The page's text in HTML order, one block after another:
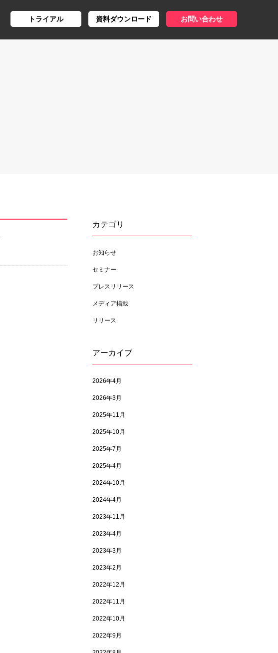
トライアル 資料ダウンロード お問い合わせ
カテゴリ
お知らせ
セミナー
プレスリリース
メディア掲載
リリース
アーカイブ
2026年4月
2026年3月
2025年11月
2025年10月
2025年7月
2025年4月
2024年10月
2024年4月
2023年11月
2023年4月
2023年3月
2023年2月
2022年12月
2022年11月
2022年10月
2022年9月